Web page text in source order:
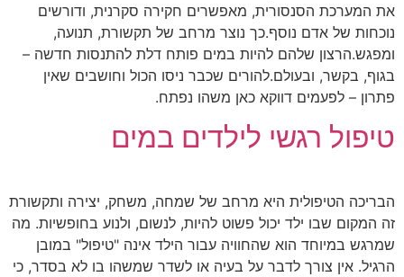
את המערכת הסנסורית, מאפשרים חקירה סקרנית, ודורשים
נוכחות של אדם נוסף.כך נוצר מרחב של תקשורת, תנועה,
ומפגש.הרצון שלהם להיות במים פותח דלת להתנסות חדשה –
בגוף, בקשר, ובעולם.להורים שכבר ניסו הכול וחושבים שאין
פתרון – לפעמים דווקא כאן משהו נפתח.
טיפול רגשי לילדים במים
הבריכה הטיפולית היא מרחב של שמחה, משחק, יצירה ותקשורת
זה המקום שבו ילד יכול פשוט להיות, לנשום, ולנוע בחופשיות. מה
שמרגש במיוחד הוא שהחוויה עבור הילד אינה "טיפול" במובן
הרגיל. אין צורך לדבר על בעיה או לשדר שמשהו בו לא בסדר, כי